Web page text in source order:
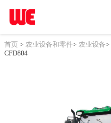
首页> 农业设备和零件> 农业设备>
CFD804